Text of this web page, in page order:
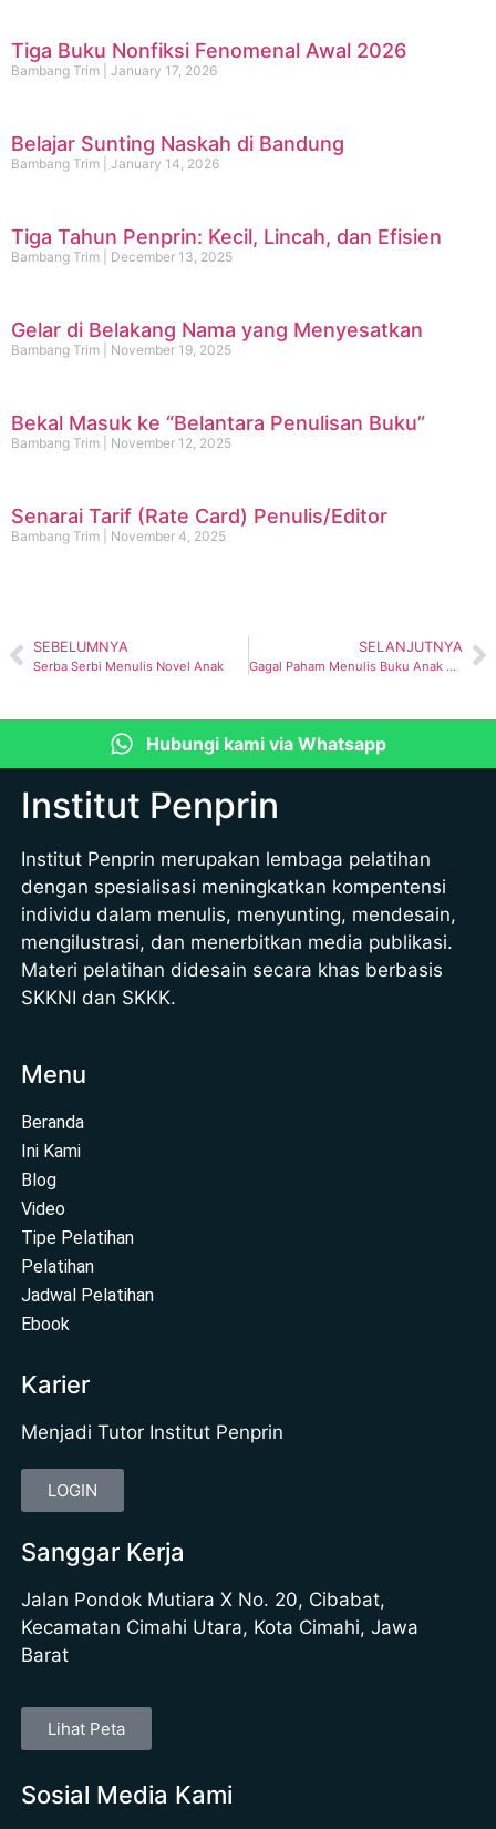
Tiga Buku Nonfiksi Fenomenal Awal 2026
Bambang Trim January 17, 2026
Belajar Sunting Naskah di Bandung
Bambang Trim January 14, 2026
Tiga Tahun Penprin: Kecil, Lincah, dan Efisien
Bambang Trim December 13, 2025
Gelar di Belakang Nama yang Menyesatkan
Bambang Trim November 19, 2025
Bekal Masuk ke “Belantara Penulisan Buku”
Bambang Trim November 12, 2025
Senarai Tarif (Rate Card) Penulis/Editor
Bambang Trim November 4, 2025
SEBELUMNYA
Serba Serbi Menulis Novel Anak
SELANJUTNYA
Gagal Paham Menulis Buku Anak Berjenjang
Hubungi kami via Whatsapp
Institut Penprin
Institut Penprin merupakan lembaga pelatihan
dengan spesialisasi meningkatkan kompentensi
individu dalam menulis, menyunting, mendesain,
mengilustrasi, dan menerbitkan media publikasi.
Materi pelatihan didesain secara khas berbasis
SKKNI dan SKKK.
Menu
Beranda
Ini Kami
Blog
Video
Tipe Pelatihan
Pelatihan
Jadwal Pelatihan
Ebook
Karier
Menjadi Tutor Institut Penprin
LOGIN
Sanggar Kerja
Jalan Pondok Mutiara X No. 20, Cibabat,
Kecamatan Cimahi Utara, Kota Cimahi, Jawa
Barat
Lihat Peta
Sosial Media Kami